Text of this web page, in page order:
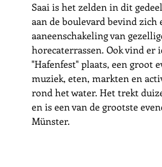
Saai is het zelden in dit
aan de boulevard bevind zich
aaneenschakeling van
horecaterrassen. Ook vind er
"Hafenfest" plaats, een groot
muziek, eten, markten en
rond het water. Het trekt
en is een van de grootste
Münster.